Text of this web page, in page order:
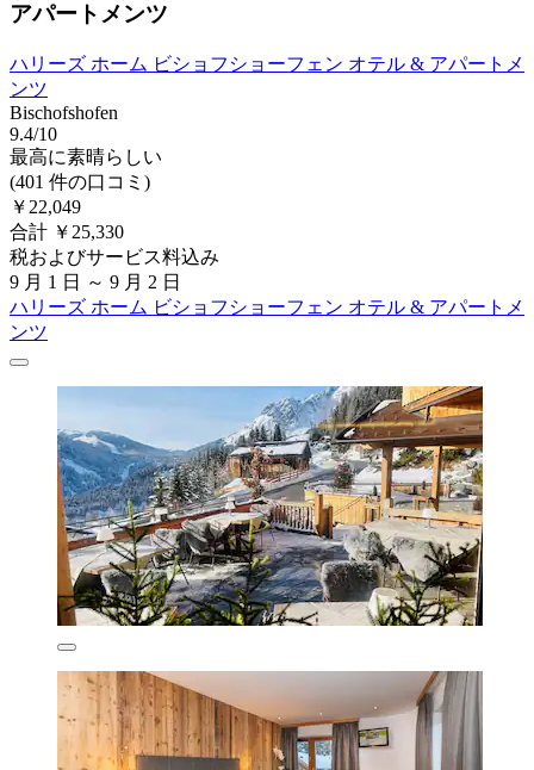
アパートメンツ
ハリーズ ホーム ビショフショーフェン オテル & アパートメ
ンツ
Bischofshofen
9.4/10
最高に素晴らしい
(401 件の口コミ)
￥22,049
合計 ￥25,330
税およびサービス料込み
9 月 1 日 ～ 9 月 2 日
ハリーズ ホーム ビショフショーフェン オテル & アパートメ
ンツ